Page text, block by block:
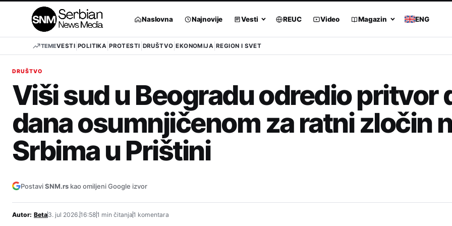
Naslovna Najnovije Vesti REUC Video Magazin ENG
TEMEVESTI POLITIKA PROTESTI DRUŠTVO EKONOMIJA REGION I SVET
DRUŠTVO
Viši sud u Beogradu odredio pritvor
dana osumnjičenom za ratni zločin
Srbima u Prištini
PostaviSNM.rs kao omiljeni Google izvor
Autor: Beta3. jul 2026.16:581 min čitanja1 komentara